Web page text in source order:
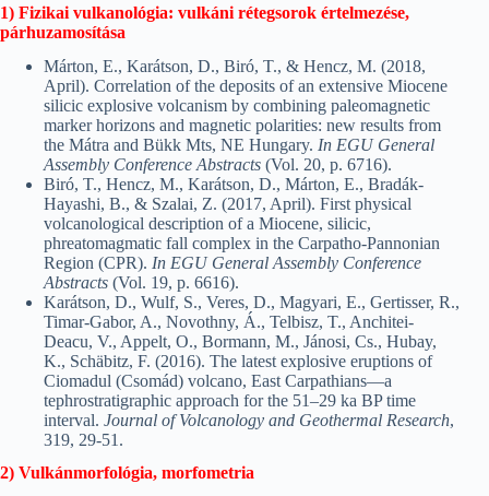
1) Fizikai vulkanológia: vulkáni rétegsorok értelmezése,
párhuzamosítása
Márton, E., Karátson, D., Biró, T., & Hencz, M. (2018,
April). Correlation of the deposits of an extensive Miocene
silicic explosive volcanism by combining paleomagnetic
marker horizons and magnetic polarities: new results from
the Mátra and Bükk Mts, NE Hungary. In EGU General
Assembly Conference Abstracts (Vol. 20, p. 6716).
Biró, T., Hencz, M., Karátson, D., Márton, E., Bradák-
Hayashi, B., & Szalai, Z. (2017, April). First physical
volcanological description of a Miocene, silicic,
phreatomagmatic fall complex in the Carpatho-Pannonian
Region (CPR). In EGU General Assembly Conference
Abstracts (Vol. 19, p. 6616).
Karátson, D., Wulf, S., Veres, D., Magyari, E., Gertisser, R.,
Timar-Gabor, A., Novothny, Á., Telbisz, T., Anchitei-
Deacu, V., Appelt, O., Bormann, M., Jánosi, Cs., Hubay,
K., Schäbitz, F. (2016). The latest explosive eruptions of
Ciomadul (Csomád) volcano, East Carpathians—a
tephrostratigraphic approach for the 51–29 ka BP time
interval. Journal of Volcanology and Geothermal Research,
319, 29-51.
2) Vulkánmorfológia, morfometria